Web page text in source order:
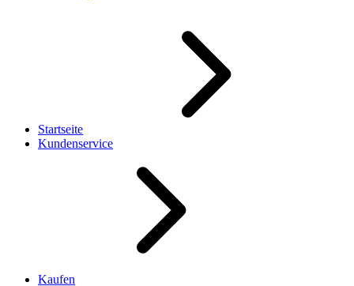
Startseite
Kundenservice
Kaufen